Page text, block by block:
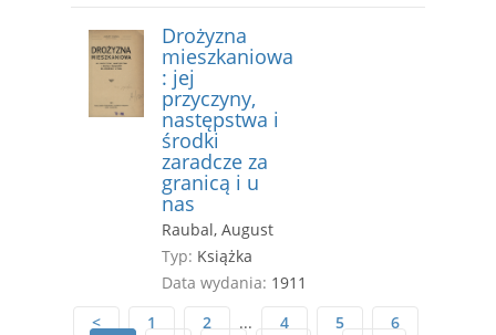
Drożyzna
mieszkaniowa
: jej
przyczyny,
następstwa i
środki
zaradcze za
granicą i u
nas
Raubal, August
Typ: Książka
Data wydania: 1911
<
1 2 ... 4 5
6